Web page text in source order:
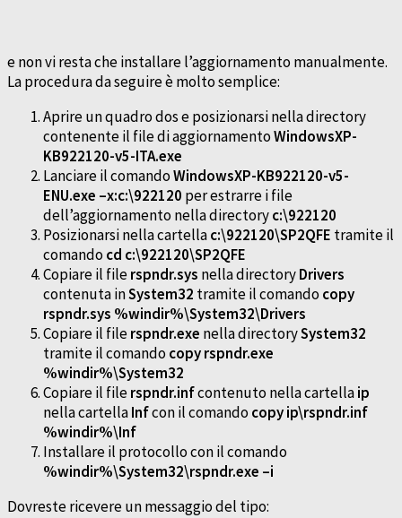
e non vi resta che installare l’aggiornamento manualmente.
La procedura da seguire è molto semplice:
Aprire un quadro dos e posizionarsi nella directory
contenente il file di aggiornamentoWindowsXP-
KB922120-v5-ITA.exe
Lanciare il comandoWindowsXP-KB922120-v5-
ENU.exe –x:c:\922120 per estrarre i file
dell’aggiornamento nella directoryc:\922120
Posizionarsi nella cartellac:\922120\SP2QFE tramite il
comando cd c:\922120\SP2QFE
Copiare il filerspndr.sys nella directoryDrivers
contenuta inSystem32 tramite il comando copy
rspndr.sys %windir%\System32\Drivers
Copiare il filerspndr.exe nella directorySystem32
tramite il comando copy rspndr.exe
%windir%\System32
Copiare il filerspndr.infcontenuto nella cartellaip
nella cartellaInfcon il comando copy ip\rspndr.inf
%windir%\Inf
Installare il protocollo con il comando
%windir%\System32\rspndr.exe –i
Dovreste ricevere un messaggio del tipo: